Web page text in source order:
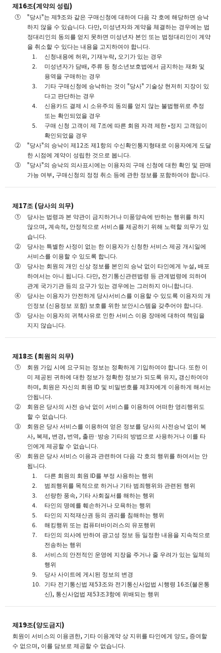
제16조(계약의 성립)
"당사"는 제9조와 같은 구매신청에 대하여 다음 각 호에 해당하면 승낙
하지 않을 수 있습니다. 다만, 미성년자와 계약을 체결하는 경우에는 법
정대리인의 동의를 얻지 못하면 미성년자 본인 또는 법정대리인이 계약
을 취소할 수 있다는 내용을 고지하여야 합니다.
신청내용에 허위, 기재누락, 오기가 있는 경우
미성년자가 담배, 주류 등 청소년보호법에서 금지하는 재화 및
용역을 구매하는 경우
기타 구매신청에 승낙하는 것이 "당사" 기술상 현저히 지장이 있
다고 판단하는 경우
신용카드 결제 시 소유주의 동의를 얻지 않는 불법행위로 추정
또는 확인되었을 경우
구매 신청 고객이 제 7조에 따른 회원 자격 제한 •정지 고객임이
확인되었을 경우
"당사"의 승낙이 제12조 제1항의 수신확인통지형태로 이용자에게 도달
한 시점에 계약이 성립한 것으로 봅니다.
"당사"의 승낙의 의사표시에는 이용자의 구매 신청에 대한 확인 및 판매
가능 여부, 구매신청의 정정 취소 등에 관한 정보를 포함하여야 합니다.
제17조 (당사의 의무)
당사는 법령과 본 약관이 금지하거나 미풍양속에 반하는 행위를 하지
않으며, 계속적, 안정적으로 서비스를 제공하기 위해 노력할 의무가 있
습니다.
당사는 특별한 사정이 없는 한 이용자가 신청한 서비스 제공 개시일에
서비스를 이용할 수 있도록 합니다.
당사는 회원의 개인 신상 정보를 본인의 승낙 없이 타인에게 누설, 배포
하여서는 아니 됩니다. 다만, 전기통신관련법령 등 관계법령에 의하여
관계 국가기관 등의 요구가 있는 경우에는 그러하지 아니합니다.
당사는 이용자가 안전하게 당사서비스를 이용할 수 있도록 이용자의 개
인정보 (신용정보 포함) 보호를 위한 보안시스템을 갖추어야 합니다.
당사는 이용자의 귀책사유로 인한 서비스 이용 장애에 대하여 책임을
지지 않습니다.
제18조 (회원의 의무)
회원 가입 시에 요구되는 정보는 정확하게 기입하여야 합니다. 또한 이
미 제공된 귀하에 대한 정보가 정확한 정보가 되도록 유지, 갱신하여야
하며, 회원은 자신의 회원 ID 및 비밀번호를 제3자에게 이용하게 해서는
안됩니다.
회원은 당사의 사전 승낙 없이 서비스를 이용하여 어떠한 영리행위도
할 수 없습니다.
회원은 당사 서비스를 이용하여 얻은 정보를 당사의 사전승낙 없이 복
사, 복제, 변경, 번역, 출판·방송 기타의 방법으로 사용하거나 이를 타
인에게 제공할 수 없습니다.
회원은 당사 서비스 이용과 관련하여 다음 각 호의 행위를 하여서는 안
됩니다.
다른 회원의 회원 ID를 부정 사용하는 행위
범죄행위를 목적으로 하거나 기타 범죄행위와 관련된 행위
선량한 풍속, 기타 사회질서를 해하는 행위
타인의 명예를 훼손하거나 모욕하는 행위
타인의 지적재산권 등의 권리를 침해하는 행위
해킹행위 또는 컴퓨터바이러스의 유포행위
타인의 의사에 반하여 광고성 정보 등 일정한 내용을 지속적으로
전송하는 행위
서비스의 안전적인 운영에 지장을 주거나 줄 우려가 있는 일체의
행위
당사 사이트에 게시된 정보의 변경
기타 전기통신법 제53조와 전기통신사업법 시행령 16조(불온통
신), 통신사업법 제53조3항에 위배되는 행위
제19조(양도금지)
회원이 서비스의 이용권한, 기타 이용계약 상 지위를 타인에게 양도, 증여할
수 없으며, 이를 담보로 제공할 수 없습니다.